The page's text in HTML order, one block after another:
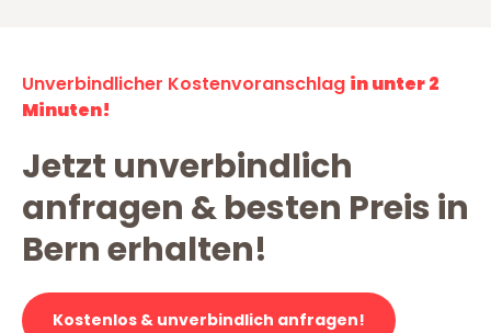
Unverbindlicher Kostenvoranschlag in unter 2
Minuten!
Jetzt unverbindlich
anfragen & besten Preis in
Bern erhalten!
Kostenlos & unverbindlich anfragen!